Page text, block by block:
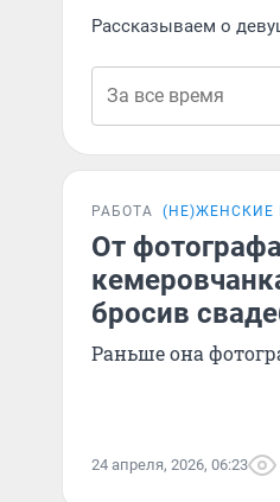
Рассказываем о
РАБОТА (НЕ)ЖЕНСКИЕ
От
бросив
Раньше она
24 апреля, 2026, 06:23